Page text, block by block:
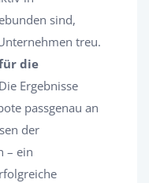
sind,
treu.
die
Die Ergebnisse
passgenau an
der
– ein